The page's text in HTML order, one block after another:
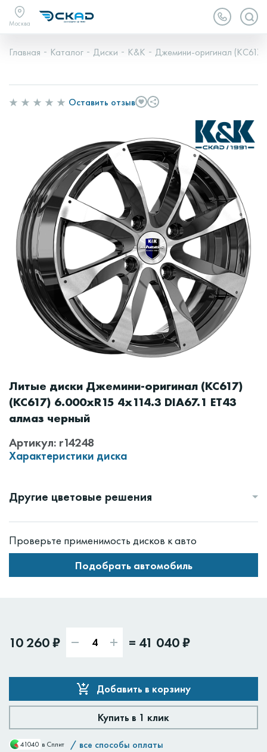
Москва
Главная Каталог Диски K&K Джемини-оригинал (КС617)
Оставить отзыв
Литые диски Джемини-оригинал (КС617)
(КС617) 6.000xR15 4x114.3 DIA67.1 ET43
алмаз черный
Артикул: r14248
Характеристики диска
Проверьте применимость дисков к авто
Подобрать автомобиль
10 260 ₽ = 41 040 ₽
Добавить в корзину
Купить в 1 клик
41040 в Сплит / все способы оплаты
Другие цветовые решения